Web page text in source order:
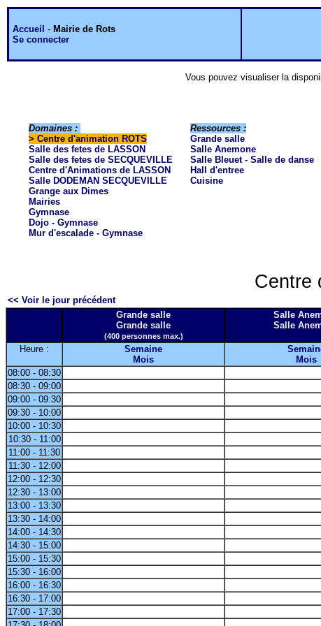
Accueil - Mairie de Rots
Se connecter
Vous pouvez visualiser la
Domaines :
> Centre d'animation ROTS
Salle des fetes de LASSON
Salle des fetes de SECQUEVILLE
Centre d'Animations de LASSON
Salle DODEMAN SECQUEVILLE
Grange aux Dimes
Mairies
Gymnase
Dojo - Gymnase
Mur d'escalade - Gymnase
Ressources :
Grande salle
Salle Anemone
Salle Bleuet - Salle de danse
Hall d'entree
Cuisine
Centre
<< Voir le jour précédent
Grande salle
Grande salle
(400 personnes max.)
Salle
Salle
Heure :
Semaine
Mois
Mois
08:00 - 08:30
08:30 - 09:00
09:00 - 09:30
09:30 - 10:00
10:00 - 10:30
10:30 - 11:00
11:00 - 11:30
11:30 - 12:00
12:00 - 12:30
12:30 - 13:00
13:00 - 13:30
13:30 - 14:00
14:00 - 14:30
14:30 - 15:00
15:00 - 15:30
15:30 - 16:00
16:00 - 16:30
16:30 - 17:00
17:00 - 17:30